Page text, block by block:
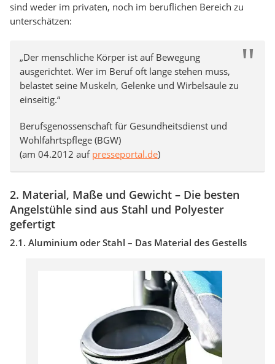
sind weder im privaten, noch im beruflichen Bereich zu
unterschätzen:
„Der menschliche Körper ist auf Bewegung
ausgerichtet. Wer im Beruf oft lange stehen muss,
belastet seine Muskeln, Gelenke und Wirbelsäule zu
einseitig.“
Berufsgenossenschaft für Gesundheitsdienst und
Wohlfahrtspflege (BGW)
(am 04.2012 auf presseportal.de)
2. Material, Maße und Gewicht – Die besten
Angelstühle sind aus Stahl und Polyester
gefertigt
2.1. Aluminium oder Stahl – Das Material des Gestells